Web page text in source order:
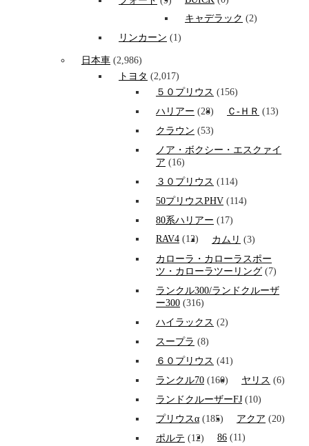
キャデラック (2)
リンカーン (1)
日本車 (2,986)
トヨタ (2,017)
５０プリウス (156)
ハリアー (28) Ｃ-ＨＲ (13)
クラウン (53)
ノア・ボクシー・エスクァイ
ア (16)
３０プリウス (114)
50プリウスPHV (114)
80系ハリアー (17)
RAV4 (12) カムリ (3)
カローラ・カローラスポー
ツ・カローラツーリング (7)
ランクル300/ランドクルーザ
ー300 (316)
ハイラックス (2)
スープラ (8)
６０プリウス (41)
ランクル70 (160) ヤリス (6)
ランドクルーザーFJ (10)
プリウスα (185) アクア (20)
ポルテ (12) 86 (11)